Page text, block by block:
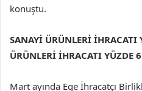
konuştu.
SANAYİ ÜRÜNLERİ İHRACATI
ÜRÜNLERİ İHRACATI YÜZDE
Mart ayında Ege İhracatçı